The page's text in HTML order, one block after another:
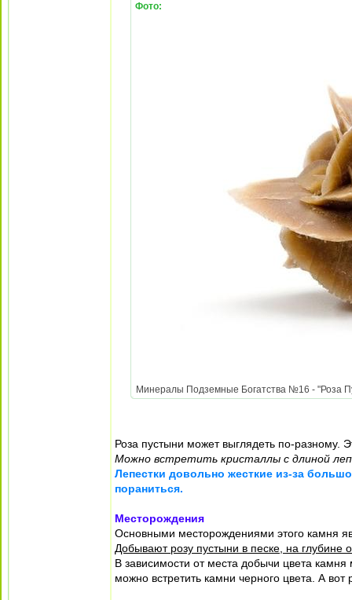
Фото:
Минералы Подземные Богатства №16 - "Роза
Роза пустыни может выглядеть по-разному.
Можно встретить кристаллы с длиной
Лепестки довольно жесткие из-за
пораниться.
Месторождения
Основными месторождениями этого камня
Добывают розу пустыни в песке, на глубине
В зависимости от места добычи цвета
можно встретить камни черного цвета. А